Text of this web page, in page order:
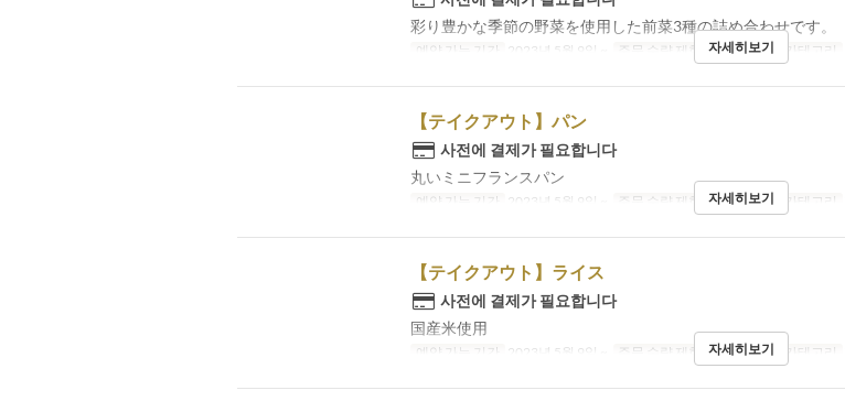
彩り豊かな季節の野菜を使用した前菜3種の詰め合わせです。
예약 가능 기간 2023년 5월 9일 ~ 주문 수량 제한 1 ~ 12 좌석 카테고리
자세히보기
【テイクアウト】パン
사전에 결제가 필요합니다
丸いミニフランスパン
예약 가능 기간 2023년 5월 9일 ~ 주문 수량 제한 1 ~ 12 좌석 카테고리
자세히보기
【テイクアウト】ライス
사전에 결제가 필요합니다
国産米使用
예약 가능 기간 2023년 5월 9일 ~ 주문 수량 제한 1 ~ 12 좌석 카테고리
자세히보기